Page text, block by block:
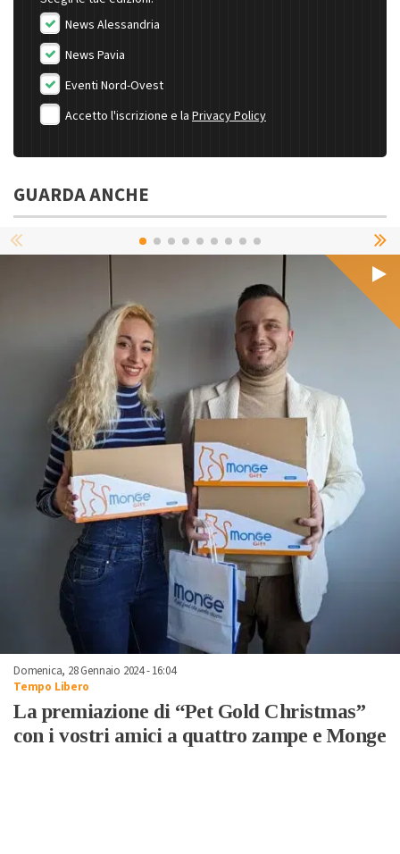
News Alessandria
News Pavia
Eventi Nord-Ovest
Accetto l'iscrizione e la Privacy Policy
GUARDA ANCHE
Domenica, 28 Gennaio 2024 - 16:04
Tempo Libero
La premiazione di “Pet Gold Christmas”
con i vostri amici a quattro zampe e Monge